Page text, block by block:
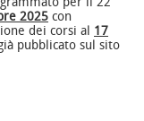
2025 con
dei corsi al 17
pubblicato sul sito